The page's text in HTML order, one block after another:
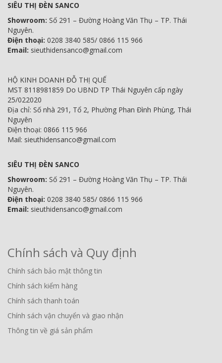
SIÊU THỊ ĐÈN SANCO
Showroom: Số 291 – Đường Hoàng Văn Thụ – TP. Thái
Nguyên.
Điện thoại: 0208 3840 585/ 0866 115 966
Email: sieuthidensanco@gmail.com
HỘ KINH DOANH ĐỖ THỊ QUẾ
MST 8118981859 Do UBND TP Thái Nguyên cấp ngày
25/022020
Địa chỉ: Số nhà 291, Tổ 2, Phường Phan Đình Phùng, Thái
Nguyên
Điện thoại: 0866 115 966
Mail: sieuthidensanco@gmail.com
SIÊU THỊ ĐÈN SANCO
Showroom: Số 291 – Đường Hoàng Văn Thụ – TP. Thái
Nguyên.
Điện thoại: 0208 3840 585/ 0866 115 966
Email: sieuthidensanco@gmail.com
Chính sách và Quy định
Chính sách bảo mật thông tin
Chính sách kiểm hàng
Chính sách thanh toán
Chính sách vận chuyển và giao nhận
Thông tin về giá sản phẩm